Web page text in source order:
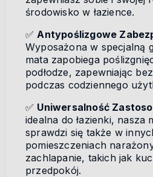
środowisko w łazience.
✅Antypoślizgowe
Wyposażona w specjalną
mata zapobiega
podłodze, zapewniając
podczas codziennego
✅ Uniwersalność
idealna do łazienki, nasza
sprawdzi się także w
pomieszczeniach
zachlapanie, takich jak
przedpokój.